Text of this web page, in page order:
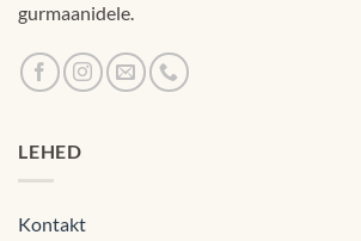
gurmaanidele.
LEHED
Kontakt